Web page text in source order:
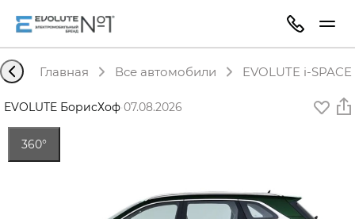
Главная Все автомобили EVOLUTE i-
EVOLUTE БорисХоф·07.08.2026
360°